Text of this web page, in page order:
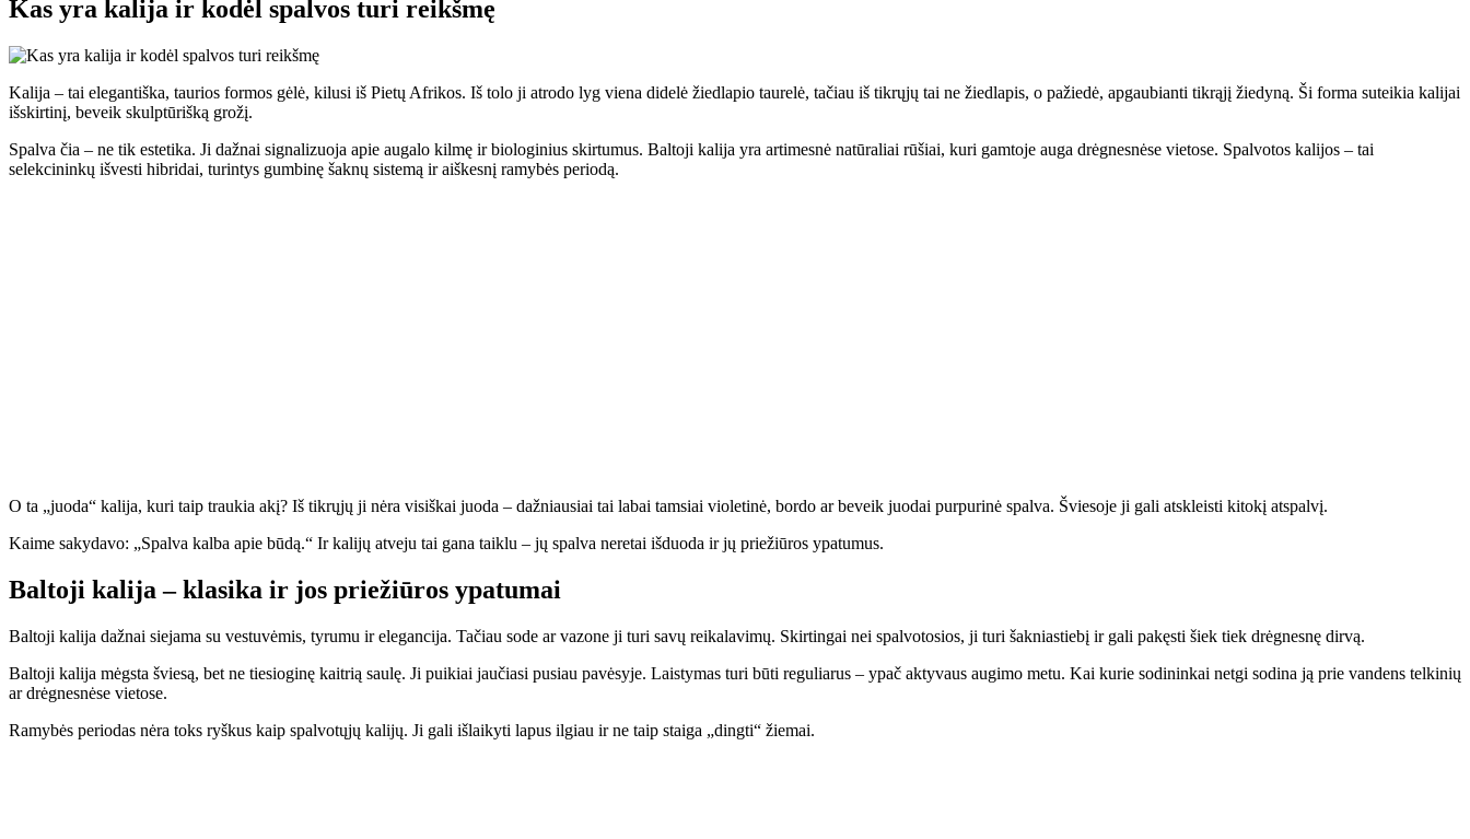
Kas yra kalija ir kodėl spalvos turi reikšmę
Kalija – tai elegantiška, taurios formos gėlė, kilusi iš Pietų Afrikos. Iš tolo ji atrodo lyg viena didelė žiedlapio taurelė, tačiau iš tikrųjų tai ne žiedlapis, o pažiedė, apgaubianti tikrąjį žiedyną. Ši forma suteikia kalijai
išskirtinį, beveik skulptūrišką grožį.
Spalva čia – ne tik estetika. Ji dažnai signalizuoja apie augalo kilmę ir biologinius skirtumus. Baltoji kalija yra artimesnė natūraliai rūšiai, kuri gamtoje auga drėgnesnėse vietose. Spalvotos kalijos – tai
selekcininkų išvesti hibridai, turintys gumbinę šaknų sistemą ir aiškesnį ramybės periodą.
O ta „juoda“ kalija, kuri taip traukia akį? Iš tikrųjų ji nėra visiškai juoda – dažniausiai tai labai tamsiai violetinė, bordo ar beveik juodai purpurinė spalva. Šviesoje ji gali atskleisti kitokį atspalvį.
Kaime sakydavo: „Spalva kalba apie būdą.“ Ir kalijų atveju tai gana taiklu – jų spalva neretai išduoda ir jų priežiūros ypatumus.
Baltoji kalija – klasika ir jos priežiūros ypatumai
Baltoji kalija dažnai siejama su vestuvėmis, tyrumu ir elegancija. Tačiau sode ar vazone ji turi savų reikalavimų. Skirtingai nei spalvotosios, ji turi šakniastiebį ir gali pakęsti šiek tiek drėgnesnę dirvą.
Baltoji kalija mėgsta šviesą, bet ne tiesioginę kaitrią saulę. Ji puikiai jaučiasi pusiau pavėsyje. Laistymas turi būti reguliarus – ypač aktyvaus augimo metu. Kai kurie sodininkai netgi sodina ją prie vandens telkinių
ar drėgnesnėse vietose.
Ramybės periodas nėra toks ryškus kaip spalvotųjų kalijų. Ji gali išlaikyti lapus ilgiau ir ne taip staiga „dingti“ žiemai.